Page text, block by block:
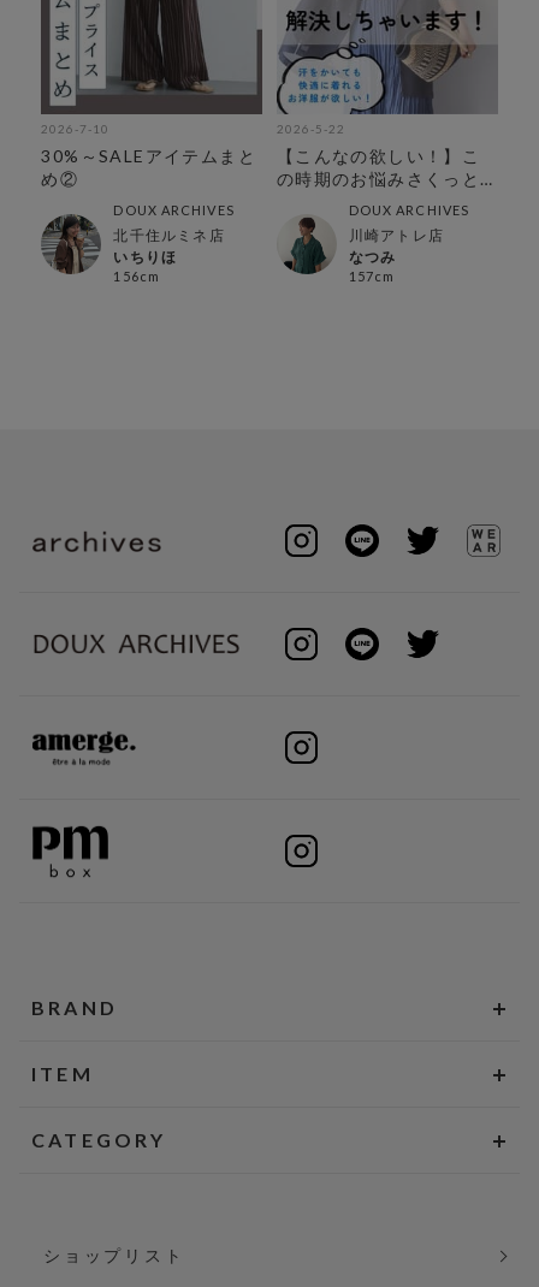
2026-7-10
30%～SALEアイテムまと
め②
DOUX ARCHIVES
北千住ルミネ店
いちりほ
156cm
2026-5-22
【こんなの欲しい！】こ
の時期のお悩みさくっと
DOUX ARCHIVES
川崎アトレ店
なつみ
157cm
BRAND
ITEM
CATEGORY
ショップリスト